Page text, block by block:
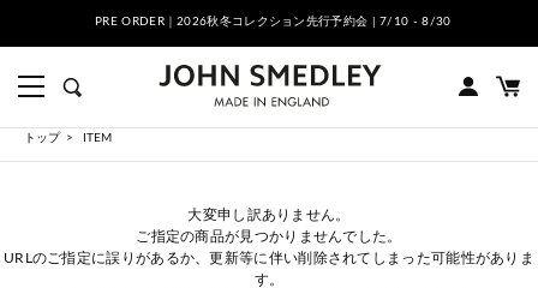
PRE ORDER｜2026秋冬コレクション先行予約会 | 7/10 - 8/30
トップ ITEM
大変申し訳ありません。
ご指定の商品が見つかりませんでした。
URLのご指定に誤りがあるか、更新等に伴い削除されてしまった可能性がありま
す。